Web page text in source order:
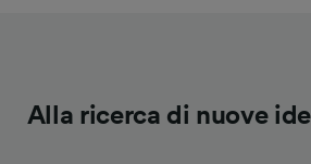
Alla ricerca di nuove